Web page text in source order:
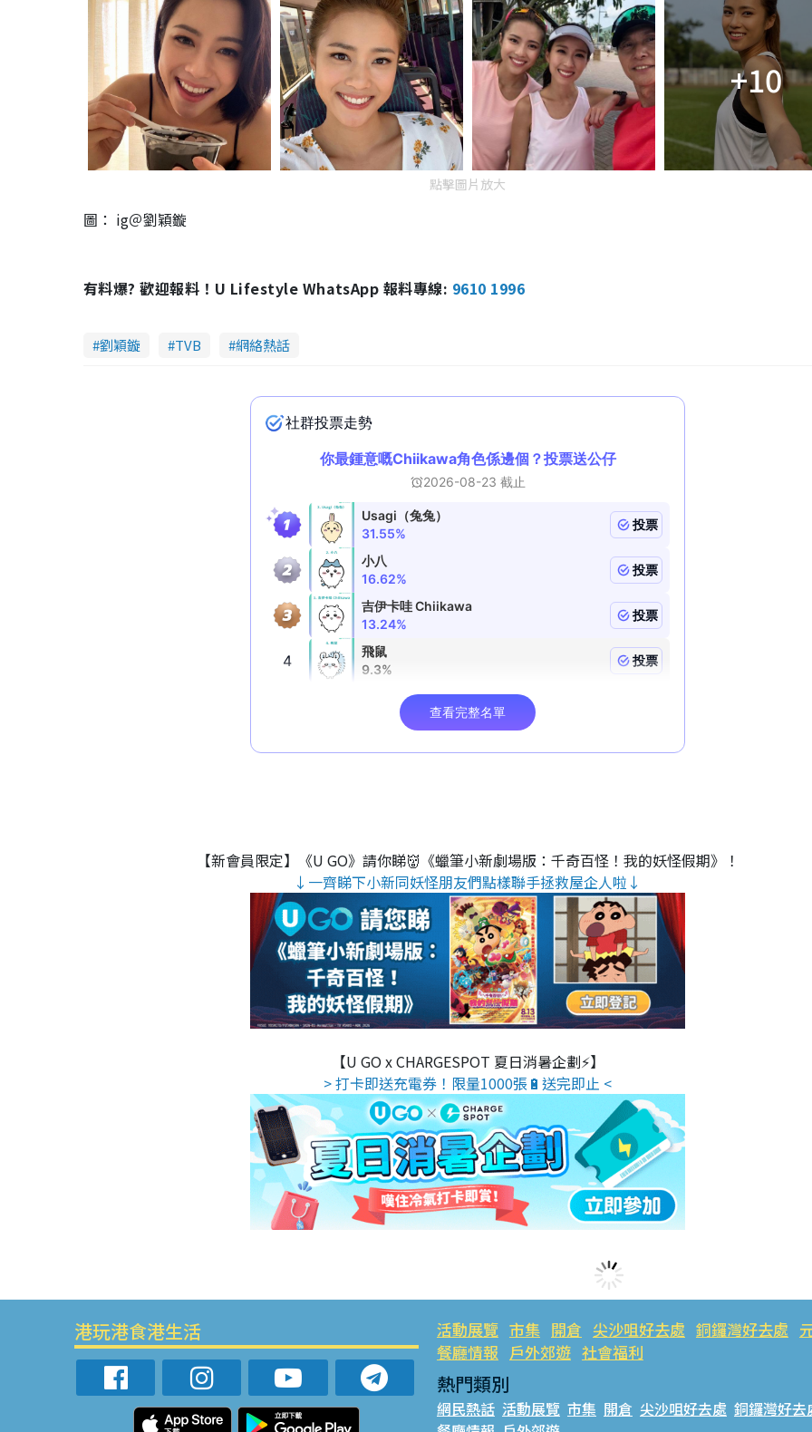
+10
點擊圖片放大
圖： ig＠劉穎鏇
有料爆? 歡迎報料！U Lifestyle WhatsApp 報料專線: 9610 1996
劉穎鏇 TVB 網絡熱話
【新會員限定】《U GO》請你睇👹《蠟筆小新劇場版：千奇百怪！我的妖怪假期》！
↓一齊睇下小新同妖怪朋友們點樣聯手拯救屋企人啦↓
【U GO x CHARGESPOT 夏日消暑企劃⚡】
> 打卡即送充電券！限量1000張🔋送完即止 <
港玩港食港生活 活動展覽 市集 開倉 尖沙咀好去處 銅鑼灣好去處
餐廳情報 戶外郊遊 社會福利
熱門類別
網民熱話 活動展覽 市集 開倉 尖沙咀好去處 銅鑼灣好去